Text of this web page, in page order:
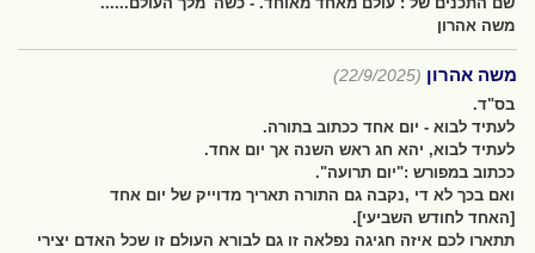
משה אהרון
משה אהרון (22/9/2025)
בס"ד.
לעתיד לבוא - יום אחד ככתוב בתורה.
לעתיד לבוא, יהא חג ראש השנה אך יום אחד.
ככתוב במפורש :"יום תרועה".
ואם בכך לא די ,נקבה גם התורה תאריך מדוייק של יום אחד
[האחד לחודש השביעי].
תתארו לכם איזה חגיגה נפלאה זו גם לבורא העולם זו שכל האדם יצירי